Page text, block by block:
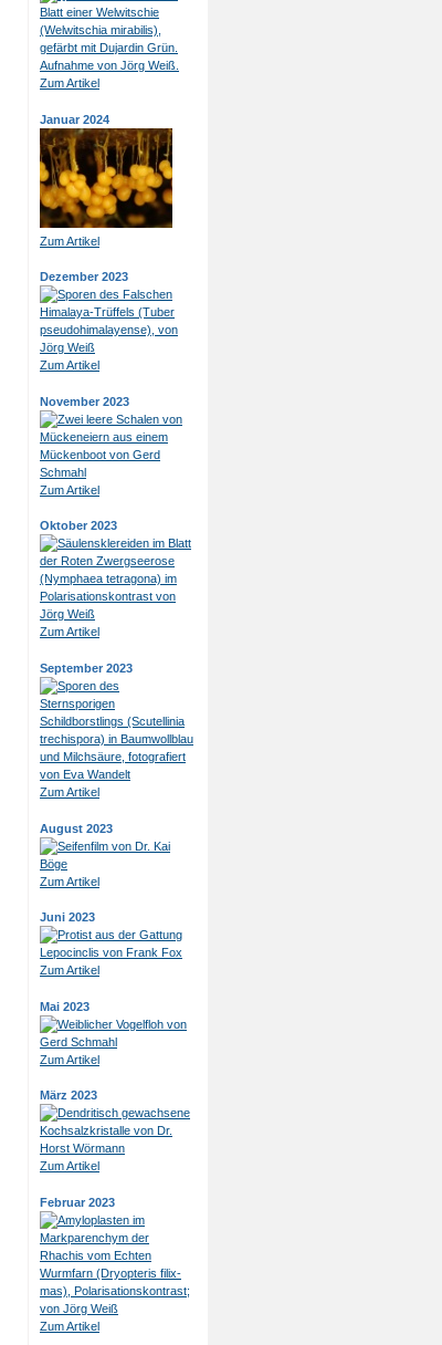
Zum Artikel
Januar 2024
Zum Artikel
Dezember 2023
Zum Artikel
November 2023
Zum Artikel
Oktober 2023
Zum Artikel
September 2023
Zum Artikel
August 2023
Zum Artikel
Juni 2023
Zum Artikel
Mai 2023
Zum Artikel
März 2023
Zum Artikel
Februar 2023
Zum Artikel